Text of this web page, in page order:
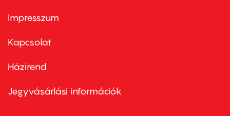
Footer
first
Impresszum
Kapcsolat
Footer
second
Házirend
Jegyvásárlási információk